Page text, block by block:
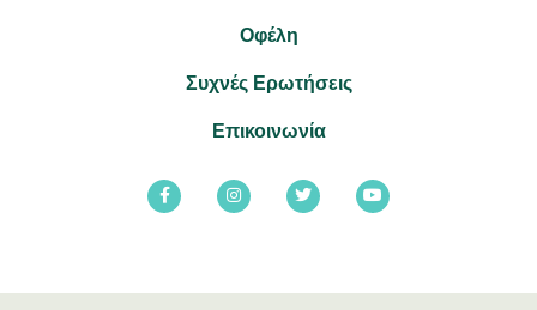
Οφέλη
Συχνές Ερωτήσεις
Επικοινωνία